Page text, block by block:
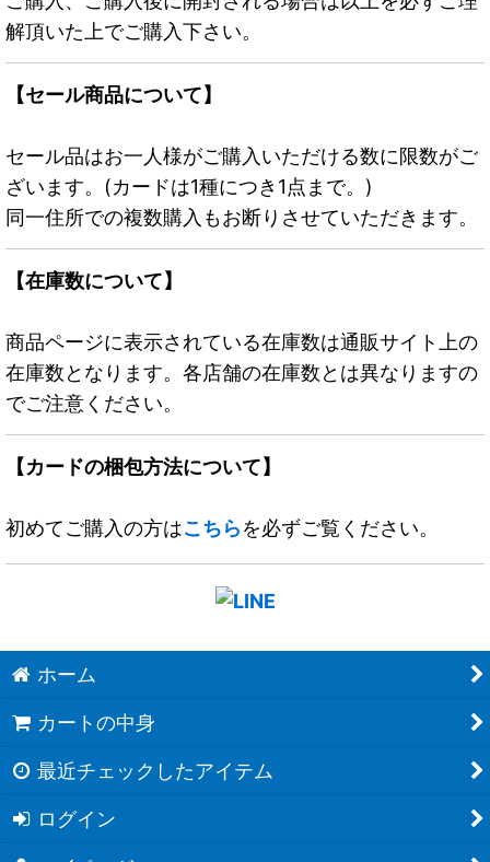
解頂いた上でご購入下さい。
【セール商品について】
セール品はお一人様がご購入いただける数に限数がご
ざいます。(カードは1種につき1点まで。)
同一住所での複数購入もお断りさせていただきます。
【在庫数について】
商品ページに表示されている在庫数は通販サイト上の
在庫数となります。各店舗の在庫数とは異なりますの
でご注意ください。
【カードの梱包方法について】
初めてご購入の方はこちらを必ずご覧ください。
ホーム
カートの中身
最近チェックしたアイテム
ログイン